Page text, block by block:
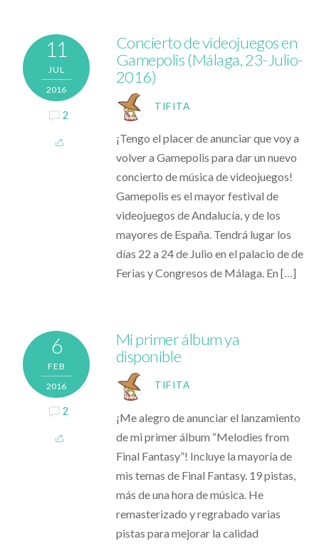
11
JUL
2016
2
Concierto de videojuegos en
Gamepolis (Málaga, 23-Julio-
2016)
TIFITA
¡Tengo el placer de anunciar que voy a
volver a Gamepolis para dar un nuevo
concierto de música de videojuegos!
Gamepolis es el mayor festival de
videojuegos de Andalucía, y de los
mayores de España. Tendrá lugar los
días 22 a 24 de Julio en el palacio de de
Ferias y Congresos de Málaga. En […]
6
FEB
2016
2
Mi primer álbum ya
disponible
TIFITA
¡Me alegro de anunciar el lanzamiento
de mi primer álbum “Melodies from
Final Fantasy”! Incluye la mayoría de
mis temas de Final Fantasy. 19 pistas,
más de una hora de música. He
remasterizado y regrabado varias
pistas para mejorar la calidad